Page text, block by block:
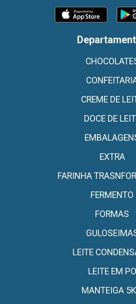
CREME DE
DOCE DE
EXTRA
FARINHA
FERMENTO
FORMAS
LEITE
LEITE EM PO
MANTEIGA